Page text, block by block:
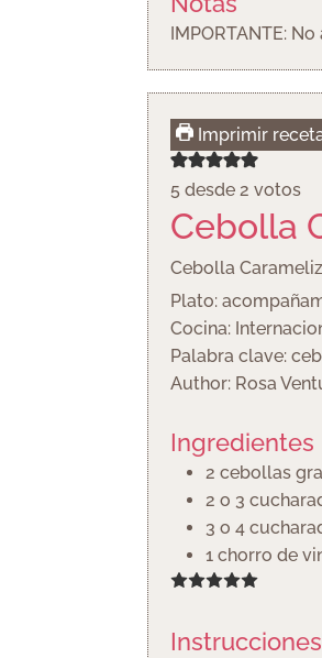
IMPORTANTE:
Imprimir
5 desde2 votos
Cebolla
Cebolla
Plato:
Cocina:
Palabra clave:
Author: Rosa
Ingredientes
2 cebollas
2 o 3
3 o 4
1 chorro de
Instrucciones